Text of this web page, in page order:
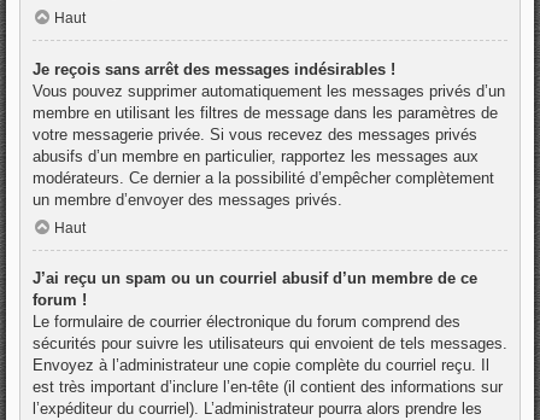
Haut
Je reçois sans arrêt des messages indésirables !
Vous pouvez supprimer automatiquement les messages privés d’un
membre en utilisant les filtres de message dans les paramètres de
votre messagerie privée. Si vous recevez des messages privés
abusifs d’un membre en particulier, rapportez les messages aux
modérateurs. Ce dernier a la possibilité d’empêcher complètement
un membre d’envoyer des messages privés.
Haut
J’ai reçu un spam ou un courriel abusif d’un membre de ce
forum !
Le formulaire de courrier électronique du forum comprend des
sécurités pour suivre les utilisateurs qui envoient de tels messages.
Envoyez à l’administrateur une copie complète du courriel reçu. Il
est très important d’inclure l’en-tête (il contient des informations sur
l’expéditeur du courriel). L’administrateur pourra alors prendre les